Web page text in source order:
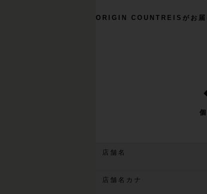
ORIGIN COUNTREISがお
個
店舗名
店舗名カナ